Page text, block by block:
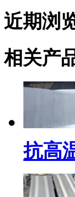
近期浏
相关产
抗高